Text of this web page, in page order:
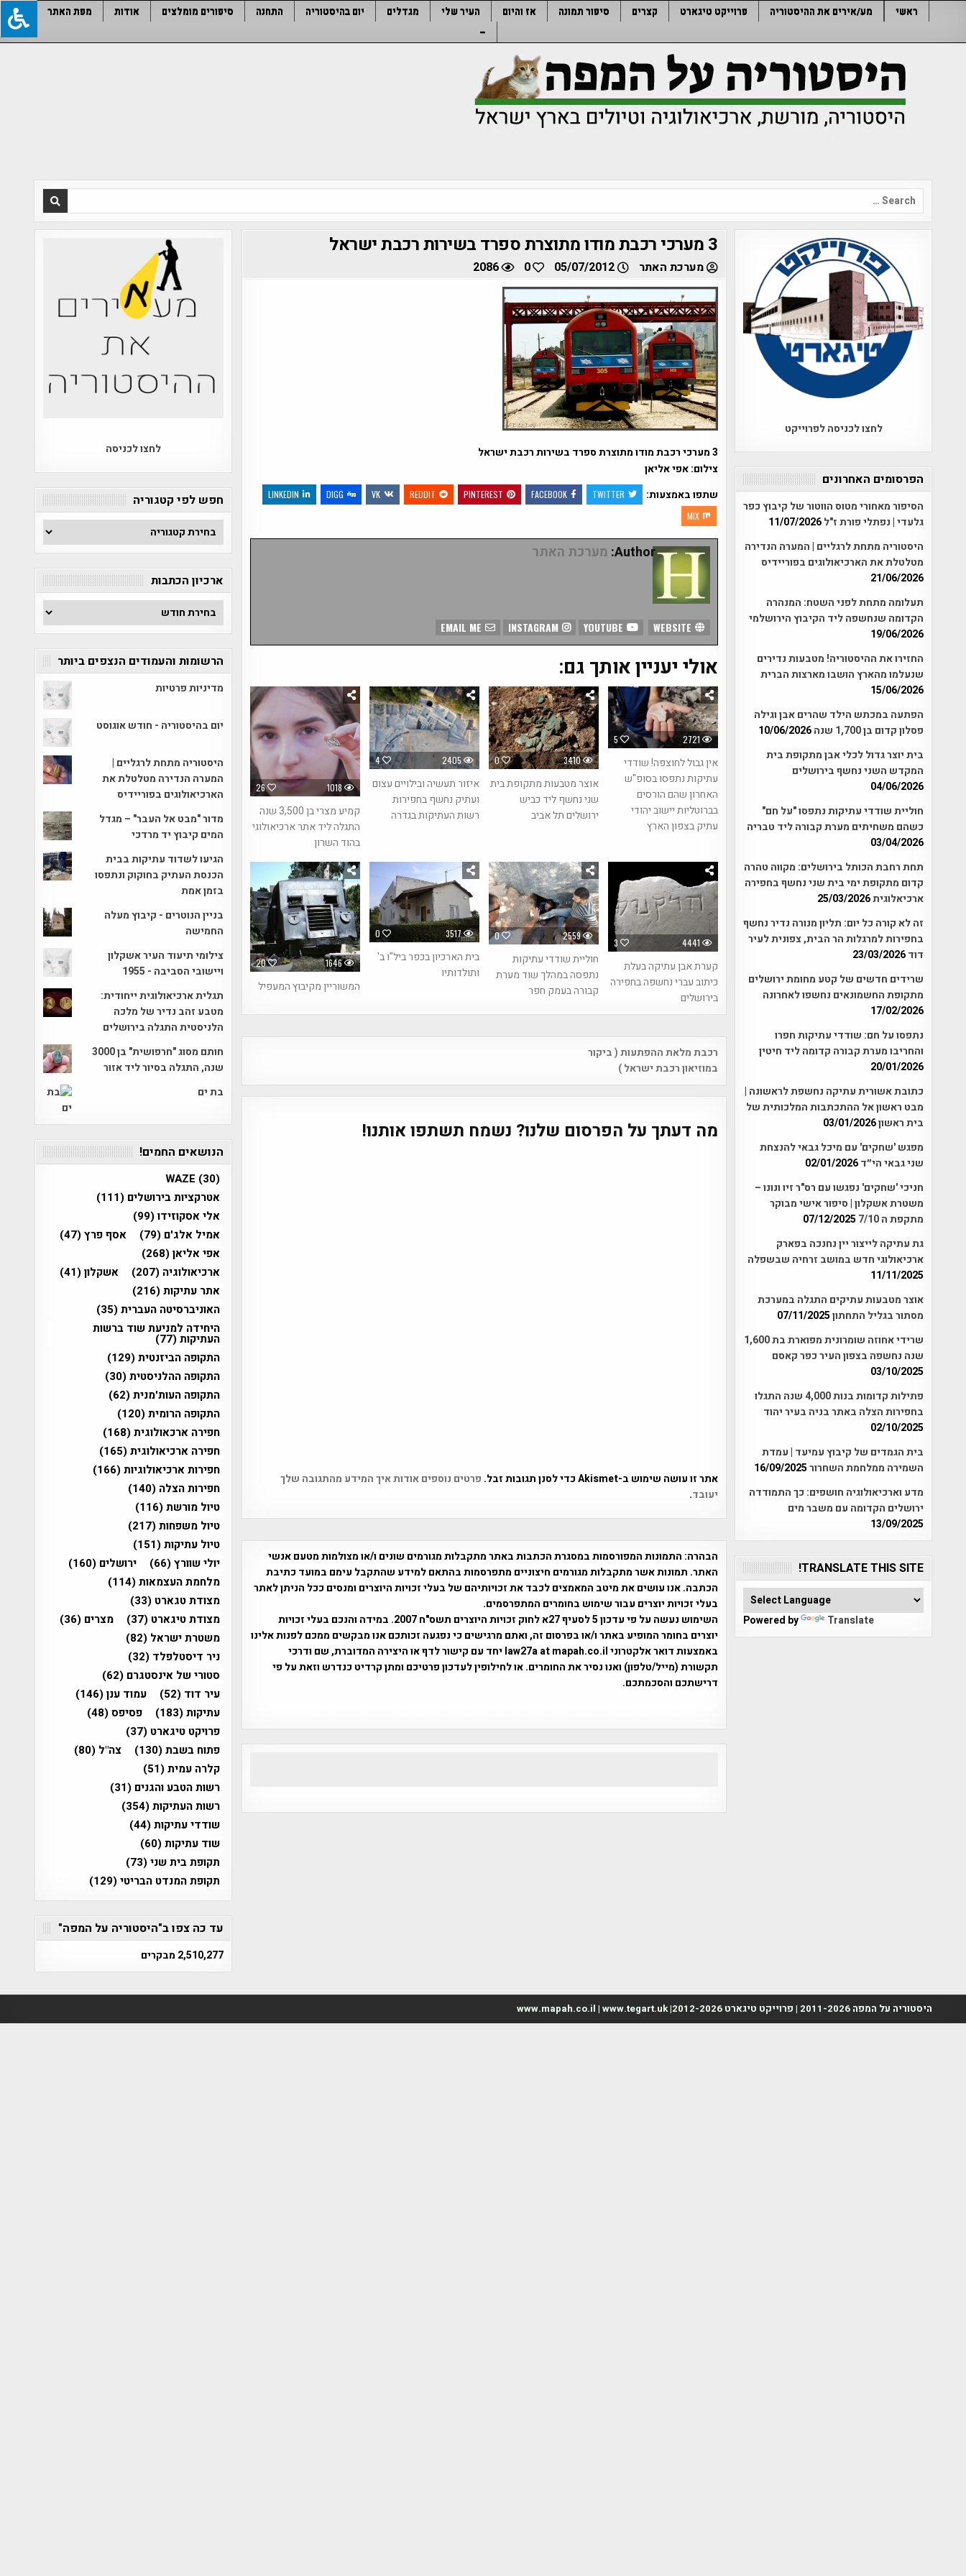
ראשי מע/אירים את ההיסטוריה פרוייקט טיגארט קצרים סיפור תמונה אז והיום העיר שלי מגדלים יום בהיסטוריה התחנה סיפורים מומלצים אודות
מפת האתר
–
Search
for:
3 מערכי רכבת מודו מתוצרת ספרד בשירות רכבת ישראל
מערכת האתר 05/07/2012
0
2086
3 מערכי רכבת מודו מתוצרת ספרד בשירות רכבת ישראל
צילום: אפי אליאן
שתפו באמצעות:
TWITTER
FACEBOOK
PINTEREST
REDDIT
VK
DIGG
LINKEDIN
MIX
Author: מערכת האתר
INSTAGRAM
אולי יעניין אותך גם:
26 1018
קמיע מצרי בן 3,500 שנה
התגלה ליד אתר ארכיאולוגי
בהוד השרון
4 2405
איזור תעשיה ובילויים עצום
ועתיק נחשף בחפירות
רשות העתיקות בגדרה
0 3410
אוצר מטבעות מתקופת בית
שני נחשף ליד כביש
ירושלים תל אביב
5 2721
אין גבול לחוצפה! שודדי
עתיקות נתפסו בסופ"ש
האחרון שהם הורסים
בברוטליות יישוב יהודי
עתיק בצפון הארץ
20 1646
המשוריין מקיבוץ המעפיל
0 3517
בית הארכיון בכפר ביל"ו ב'
ותולדותיו
0 2559
חוליית שודדי עתיקות
נתפסה במהלך שוד מערת
קבורה בעמק חפר
3 4441
קערת אבן עתיקה בעלת
כיתוב עברי נחשפה בחפירה
בירושלים
Post
navigation
רכבת מלאת ההפתעות ( ביקור
במוזיאון רכבת ישראל )
מה דעתך על הפרסום שלנו? נשמח תשתפו אותנו!
אתר זו עושה שימוש ב-Akismet כדי לסנן תגובות זבל.
פרטים נוספים אודות איך המידע מהתגובה שלך
יעובד.
הבהרה: התמונות המפורסמות במסגרת הכתבות באתר מתקבלות מגורמים שונים ו/או מצולמות מטעם אנשי
האתר. תמונות אשר מתקבלות מגורמים חיצוניים מתפרסמות בהתאם למידע שהתקבל עימם במועד כתיבת
הכתבה. אנו עושים את מיטב המאמצים לכבד את זכויותיהם של בעלי זכויות היוצרים ומנסים ככל הניתן לאתר
בעלי זכויות יוצרים עבור שימוש בחומרים המתפרסמים.
השימוש נעשה על פי עדכון 5 לסעיף 27א לחוק זכויות היוצרים תשס"ח 2007. במידה והנכם בעלי זכויות
יוצרים בחומר המופיע באתר ו/או בפרסום זה, ואתם מרגישים כי נפגעה זכותכם אנו מבקשים ממכם לפנות אלינו
באמצעות דואר אלקטרוני law27a at mapah.co.il יחד עם קישור לדף או היצירה המדוברת, שם ודרכי
תקשורת (מייל/טלפון) ואנו נסיר את החומרים. או לחילופין לעדכון פרטיכם ומתן קרדיט כנדרש וזאת על פי
דרישתכם והסכמתכם.
לחצו לכניסה לפרוייקט
הפרסומים האחרונים
הסיפור מאחורי מטוס הווטור של קיבוץ כפר
גלעדי | נפתלי פורת ז"ל11/07/2026
היסטוריה מתחת לרגליים | המערה הנדירה
מטלטלת את הארכיאולוגים בפוריידיס
21/06/2026
תעלומה מתחת לפני השטח: המנהרה
הקדומה שנחשפה ליד הקיבוץ הירושלמי
19/06/2026
החזירו את ההיסטוריה! מטבעות נדירים
שנעלמו מהארץ הושבו מארצות הברית
15/06/2026
הפתעה במכתש הילד שהרים אבן וגילה
פסלון קדום בן 1,700 שנה
10/06/2026
בית יוצר גדול לכלי אבן מתקופת בית
המקדש השני נחשף בירושלים
04/06/2026
חוליית שודדי עתיקות נתפסו "על חם"
כשהם משחיתים מערת קבורה ליד טבריה
03/04/2026
תחת רחבת הכותל בירושלים: מקווה טהרה
קדום מתקופת ימי בית שני נחשף בחפירה
ארכיאלוגית25/03/2026
זה לא קורה כל יום: תליון מנורה נדיר נחשף
בחפירות למרגלות הר הבית, צפונית לעיר
דוד23/03/2026
שרידים חדשים של קטע מחומת ירושלים
מתקופת החשמונאים נחשפו לאחרונה
17/02/2026
נתפסו על חם: שודדי עתיקות חפרו
והחריבו מערת קבורה קדומה ליד חיטין
20/01/2026
כתובת אשורית עתיקה נחשפת לראשונה |
מבט ראשון אל ההתכתבות המלכותית של
בית ראשון03/01/2026
מפגש 'שחקים' עם מיכל גבאי להנצחת
שני גבאי הי״ד02/01/2026
חניכי 'שחקים' נפגשו עם רס"ר זיו ונונו –
משטרת אשקלון | סיפור אישי מבוקר
מתקפת ה 7/10
07/12/2025
גת עתיקה לייצור יין נחנכה בפארק
ארכיאולוגי חדש במושב זרחיה שבשפלה
11/11/2025
אוצר מטבעות עתיקים התגלה במערכת
מסתור בגליל התחתון07/11/2025
שרידי אחוזה שומרונית מפוארת בת 1,600
שנה נחשפה בצפון העיר כפר קאסם
03/10/2025
פתילות קדומות בנות 4,000 שנה התגלו
בחפירות הצלה באתר בניה בעיר יהוד
02/10/2025
בית הגמדים של קיבוץ עמיעד | עמדת
השמירה ממלחמת השחרור16/09/2025
מדע וארכיאולוגיה חושפים: כך התמודדה
ירושלים הקדומה עם משבר מים
13/09/2025
TRANSLATE THIS SITE!
Powered by Translate
לחצו לכניסה
חפש לפי קטגוריה
חפש
לפי
קטגוריה
ארכיון הכתבות
ארכיון
הכתבות
הרשומות והעמודים הנצפים ביותר
מדיניות פרטיות
יום בהיסטוריה - חודש אוגוסט
היסטוריה מתחת לרגליים |
המערה הנדירה מטלטלת את
הארכיאולוגים בפוריידיס
מדור "מבט אל העבר" – מגדל
המים קיבוץ יד מרדכי
הגיעו לשדוד עתיקות בבית
הכנסת העתיק בחוקוק ונתפסו
בזמן אמת
בניין הנוטרים - קיבוץ מעלה
החמישה
צילומי תיעוד העיר אשקלון
ויישובי הסביבה - 1955
תגלית ארכיאולוגית ייחודית:
מטבע זהב נדיר של מלכה
הלניסטית התגלה בירושלים
חותם מסוג "חרפושית" בן 3000
שנה, התגלה בסיור ליד אזור
בת ים
הנושאים החמים!
WAZE (30)
אטרקציות בירושלים (111)
אלי אסקוזידו(99)
אמיל אלג'ם (79) אסף פרץ(47)
אפי אליאן(268)
ארכיאולוגיה (207) אשקלון(41)
אתר עתיקות(216)
האוניברסיטה העברית(35)
היחידה למניעת שוד ברשות
העתיקות(77)
התקופה הביזנטית(129)
התקופה ההלניסטית(30)
התקופה העות'מנית(62)
התקופה הרומית(120)
חפירה ארכאולוגית(168)
חפירה ארכיאולוגית(165)
חפירות ארכיאולוגיות(166)
חפירות הצלה (140)
טיול מורשת(116)
טיול משפחות(217)
טיול עתיקות(151)
יולי שוורץ(66) ירושלים (160)
מלחמת העצמאות(114)
מצודת טגארט (33)
מצודת טיגארט (37) מצרים (36)
משטרת ישראל (82)
ניר דיסטלפלד (32)
סטורי של אינסטגרם (62)
עיר דוד (52) עמוד ענן(146)
עתיקות(183) פסיפס(48)
פרויקט טיגארט (37)
פתוח בשבת(130) צה"ל (80)
קלרה עמית(51)
רשות הטבע והגנים (31)
רשות העתיקות(354)
שודדי עתיקות(44)
שוד עתיקות(60)
תקופת בית שני(73)
תקופת המנדט הבריטי(129)
עד כה צפו ב"היסטוריה על המפה"
2,510,277 מבקרים
היסטוריה על המפה 2011-2026 | פרוייקט טיגארט 2012-2026| www.mapah.co.il | www.tegart.uk